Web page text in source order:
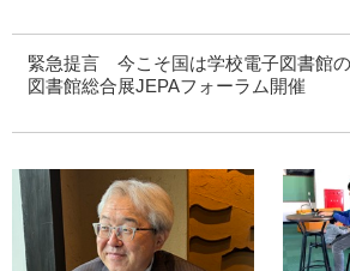
緊急提言 今こそ国は学校電子図書館
図書館総合展JEPAフォーラム開催